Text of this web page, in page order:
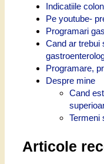
Indicatiile
Pe youtube-
Programari
Cand ar trebui
Programare,
Despre mine
Cand
Termeni
Articole